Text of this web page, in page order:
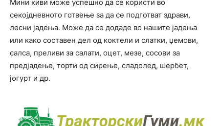
Мини киви може успешно да се користи во
секојдневното готвење за да се подготват здрави,
лесни јадења. Може да се додаде во нашите јадења
или како составен дел од коктели и слатки, џемови,
салса, преливи за салати, оцет, мезе, сосови за
предјадење, торти од сирење, сладолед, шербет,
јогурт и др.